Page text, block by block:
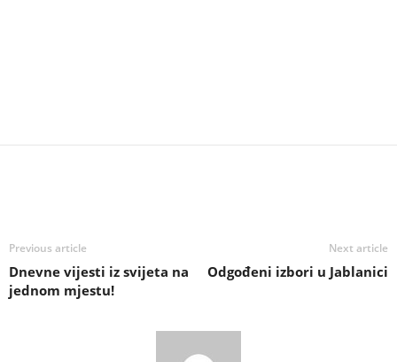
Previous article
Dnevne vijesti iz svijeta na
jednom mjestu!
Next article
Odgođeni izbori u Jablanici